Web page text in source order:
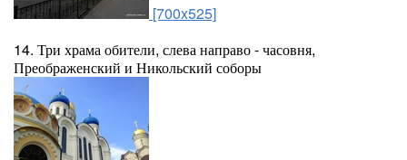
[700x525]
14. Три храма обители, слева направо - часовня,
Преображенский и Никольский соборы